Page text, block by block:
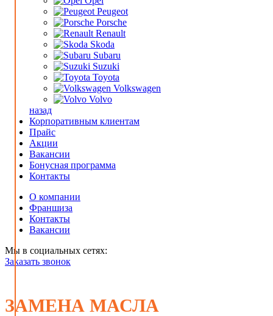
Peugeot
Porsche
Renault
Skoda
Subaru
Suzuki
Toyota
Volkswagen
Volvo
назад
Корпоративным клиентам
Прайс
Акции
Вакансии
Бонусная программа
Контакты
О компании
Франшиза
Контакты
Вакансии
Мы в социальных сетях:
Заказать звонок
ЗАМЕНА МАСЛА